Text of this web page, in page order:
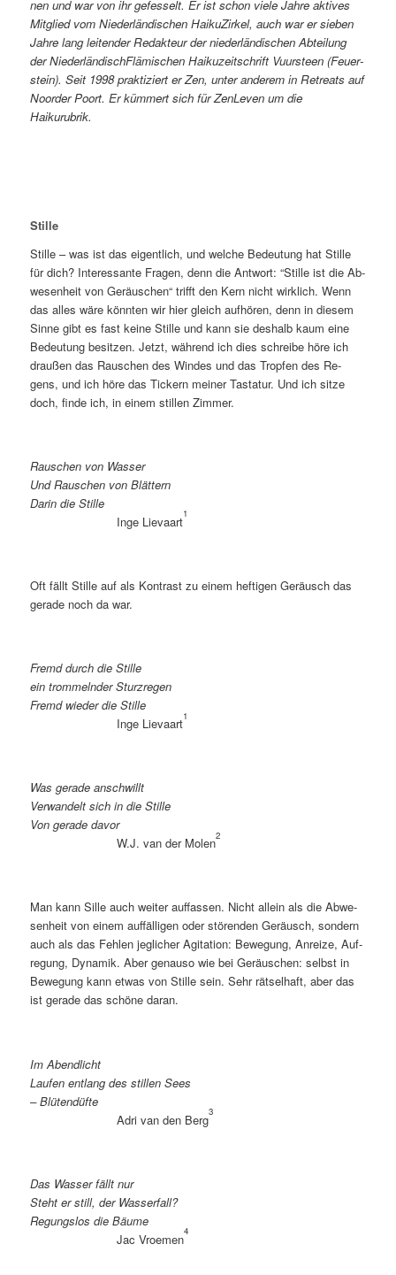
nen und war von ihr ge­fes­selt. Er ist schon vie­le Jah­re ak­ti­ves
Mit­glied vom Nie­der­län­di­schen Hai­ku­Zir­kel, auch war er sie­ben
Jah­re lang lei­ten­der Re­dak­teur der nie­der­län­di­schen Ab­tei­lung
der Nie­der­län­disch­Flä­mi­schen Hai­ku­zeit­schrift Vu­urs­teen (Feu­er­
stein). Seit 1998 prak­ti­ziert er Zen, un­ter an­de­rem in Retre­ats auf
Noor­der Po­ort. Er küm­mert sich für Zen­Le­ven um die
Haikurubrik.
Stille
Stil­le – was ist das ei­gent­lich, und wel­che Be­deu­tung hat Stil­le
für dich? In­ter­es­san­te Fra­gen, denn die Ant­wort: “Stil­le ist die Ab­
we­sen­heit von Ge­räu­schen“ trifft den Kern nicht wirk­lich. Wenn
das al­les wä­re könn­ten wir hier gleich auf­hö­ren, denn in die­sem
Sin­ne gibt es fast kei­ne Stil­le und kann sie des­halb kaum ei­ne
Be­deu­tung be­sit­zen. Jetzt, wäh­rend ich dies schrei­be hö­re ich
drau­ßen das Rau­schen des Win­des und das Trop­fen des Re­
gens, und ich hö­re das Ti­ckern mei­ner Tas­ta­tur. Und ich sit­ze
doch, fin­de ich, in ei­nem stil­len Zimmer.
Rau­schen von Wasser
Und Rau­schen von Blättern
Dar­in die Stille
In­ge Lie­vaart1
Oft fällt Stil­le auf als Kon­trast zu ei­nem hef­ti­gen Ge­räusch das
ge­ra­de noch da war.
Fremd durch die Stille
ein trom­meln­der Sturzregen
Fremd wie­der die Stille
In­ge Lie­vaart1
Was ge­ra­de anschwillt
Ver­wan­delt sich in die Stille
Von ge­ra­de davor
W.J. van der Mo­len2
Man kann Sil­le auch wei­ter auf­fas­sen. Nicht al­lein als die Ab­we­
sen­heit von ei­nem auf­fäl­li­gen oder stö­ren­den Ge­räusch, son­dern
auch als das Feh­len jeg­li­cher Agi­ta­ti­on: Be­we­gung, An­rei­ze, Auf­
re­gung, Dy­na­mik. Aber ge­nau­so wie bei Ge­räu­schen: selbst in
Be­we­gung kann et­was von Stil­le sein. Sehr rät­sel­haft, aber das
ist ge­ra­de das schö­ne daran.
Im Abend­licht
Lau­fen ent­lang des stil­len Sees
– Blütendüfte
Adri van den Berg3
Das Was­ser fällt nur
Steht er still, der Wasserfall?
Re­gungs­los die Bäume
Jac Vroe­men4